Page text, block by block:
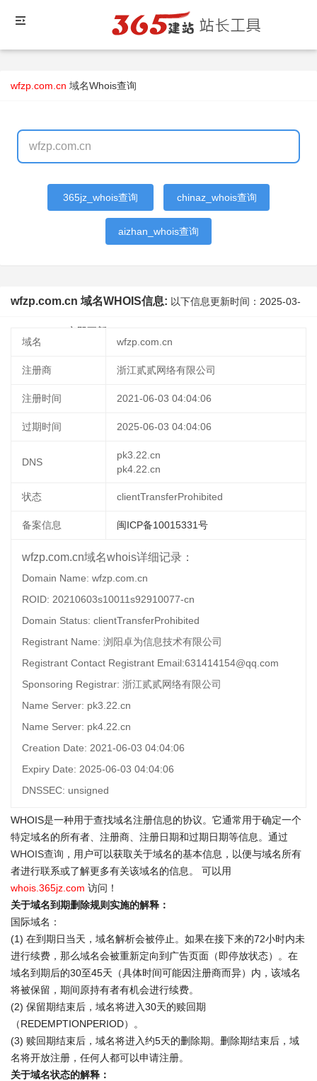
wfzp.com.cn 域名Whois查询
365jz_whois查询 chinaz_whois查询
aizhan_whois查询
wfzp.com.cn 域名WHOIS信息: 以下信息更新时间： 2025-03-
立即更新
域名
wfzp.com.cn
注册商 浙江贰贰网络有限公司
注册时间 2021-06-03 04:04:06
过期时间 2025-06-03 04:04:06
DNS
pk3.22.cn
pk4.22.cn
状态 clientTransferProhibited
备案信息 闽ICP备10015331号
wfzp.com.cn域名whois详细记录：
Domain Name: wfzp.com.cn
ROID: 20210603s10011s92910077-cn
Domain Status: clientTransferProhibited
Registrant Name: 浏阳卓为信息技术有限公司
Registrant Contact Registrant Email:631414154@qq.com
Sponsoring Registrar: 浙江贰贰网络有限公司
Name Server: pk3.22.cn
Name Server: pk4.22.cn
Creation Date: 2021-06-03 04:04:06
Expiry Date: 2025-06-03 04:04:06
DNSSEC: unsigned
WHOIS是一种用于查找域名注册信息的协议。它通常用于确定一个
特定域名的所有者、注册商、注册日期和过期日期等信息。通过
WHOIS查询 ，用户可以获取关于域名的基本信息，以便与域名所有
者进行联系或了解更多有关该域名的信息。 可以用
whois.365jz.com 访问！
关于域名到期删除规则实施的解释：
国际域名：
(1) 在到期日当天，域名解析会被停止。如果在接下来的72小时内未
进行续费，那么域名会被重新定向到广告页面（即停放状态）。在
域名到期后的30至45天（具体时间可能因注册商而异）内，该域名
将被保留，期间原持有者有机会进行续费。
(2) 保留期结束后，域名将进入30天的赎回期
（REDEMPTIONPERIOD）。
(3) 赎回期结束后，域名将进入约5天的删除期。删除期结束后，域
名将开放注册，任何人都可以申请注册。
关于域名状态的解释：